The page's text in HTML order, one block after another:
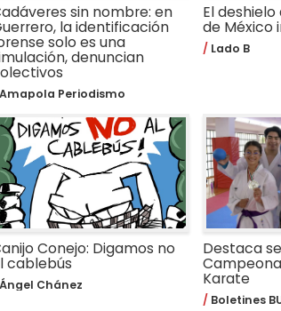
sin nombre: en
la identificación
solo es una
denuncian
Amapola Periodismo
El
de México
Lado B
Conejo: Digamos no
cablebús
Ángel Chánez
Destaca
Karate
Boletines